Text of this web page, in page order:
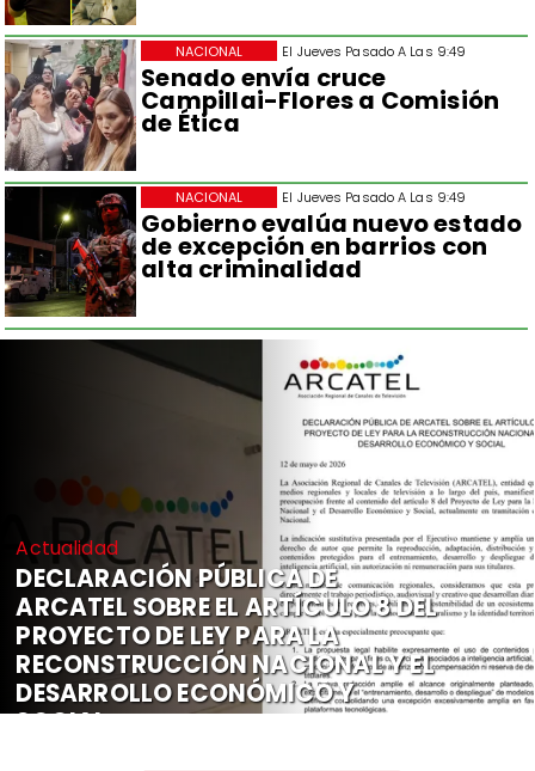
El Jueves Pasado A Las 9:49
Senado envía cruce
Campillai-Flores a Comisión
de Ética
NACIONAL
El Jueves Pasado A Las 9:49
Gobierno evalúa nuevo estado
de excepción en barrios con
alta criminalidad
NACIONAL
Actualidad
DECLARACIÓN PÚBLICA DE
ARCATEL SOBRE EL ARTÍCULO 8 DEL
PROYECTO DE LEY PARA LA
RECONSTRUCCIÓN NACIONAL Y EL
DESARROLLO ECONÓMICO Y
SOCIAL